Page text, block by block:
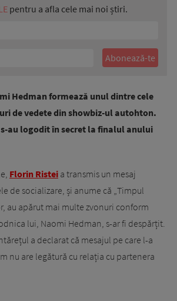
pentru a afla cele mai noi știri.
Hedman formează unul dintre cele
de vedete din showbiz-ul autohton.
s-au logodit în secret la finalul anului
Florin Ristei a transmis un mesaj
de socializare, și anume că „Timpul
au apărut mai multe zvonuri conform
lui, Naomi Hedman, s-ar fi despărțit.
a declarat că mesajul pe care l-a
nu are legătură cu relația cu partenera